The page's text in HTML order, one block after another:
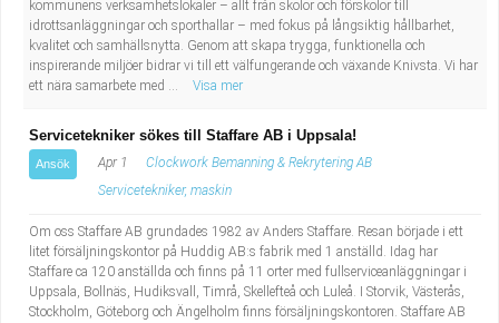
Tekniskt arbete
Transport
Brevbärare
Sjuksköterska, grundutbildad
Kock, storhushåll
Undersköterska, vård- o specialavd. o mottagning
Bibliotekarie
Administrativ assistent
kommunens verksamhetslokaler – allt från skolor och förskolor till
idrottsanläggningar och sporthallar – med fokus på långsiktig hållbarhet,
kvalitet och samhällsnytta. Genom att skapa trygga, funktionella och
inspirerande miljöer bidrar vi till ett välfungerande och växande Knivsta. Vi har
ett nära samarbete med ...
Visa mer
Servicetekniker sökes till Staffare AB i Uppsala!
Ansök Apr 1
Clockwork Bemanning & Rekrytering AB
Servicetekniker, maskin
Om oss Staffare AB grundades 1982 av Anders Staffare. Resan började i ett
litet försäljningskontor på Huddig AB:s fabrik med 1 anställd. Idag har
Staffare ca 120 anställda och finns på 11 orter med fullserviceanläggningar i
Uppsala, Bollnäs, Hudiksvall, Timrå, Skellefteå och Luleå. I Storvik, Västerås,
Stockholm, Göteborg och Ängelholm finns försäljningskontoren. Staffare AB